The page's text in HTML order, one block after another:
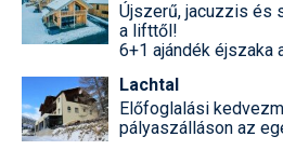
Újszerű, jacuzzis és
a lifttől!
6+1 ajándék éjszaka
Lachtal
Előfoglalási
pályaszálláson az